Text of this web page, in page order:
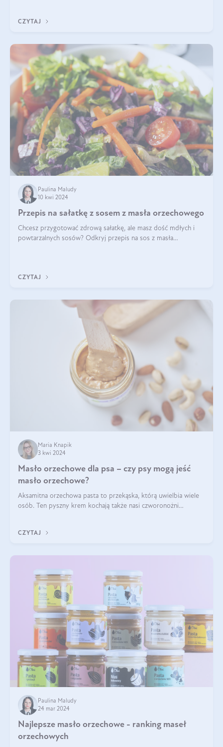
CZYTAJ
Paulina Maludy
10 kwi 2024
Przepis na sałatkę z sosem z masła orzechowego
Chcesz przygotować zdrową sałatkę, ale masz dość mdłych i
powtarzalnych sosów? Odkryj przepis na sos z masła
CZYTAJ
Maria Knapik
3 kwi 2024
Masło orzechowe dla psa – czy psy mogą jeść
masło orzechowe?
Aksamitna orzechowa pasta to przekąska, którą uwielbia wiele
osób. Ten pyszny krem kochają także nasi czworonożni
CZYTAJ
Paulina Maludy
24 mar 2024
Najlepsze masło orzechowe - ranking maseł
orzechowych